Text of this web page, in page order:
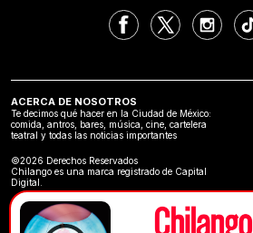
ACERCA DE NOSOTROS
Te decimos qué hacer en la Ciudad de México:
comida, antros, bares, música, cine, cartelera
teatral y todas las noticias importantes
©2026 Derechos Reservados
Chilango es una marca registrado de Capital
Digital.